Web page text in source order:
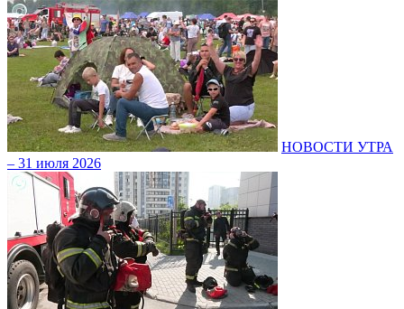
НОВОСТИ УТРА
– 31 июля 2026